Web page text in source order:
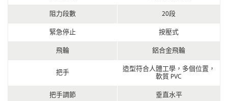
阻力段數 20段
緊急停止 按壓式
飛輪 鋁合金飛輪
把手
造型符合人體工學，多個位置，
軟質 PVC
把手調節 垂直水平